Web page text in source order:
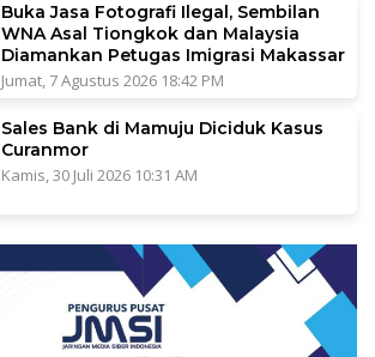
Buka Jasa Fotografi Ilegal, Sembilan
WNA Asal Tiongkok dan Malaysia
Diamankan Petugas Imigrasi Makassar
Jumat, 7 Agustus 2026 18:42 PM
Sales Bank di Mamuju Diciduk Kasus
Curanmor
Kamis, 30 Juli 2026 10:31 AM